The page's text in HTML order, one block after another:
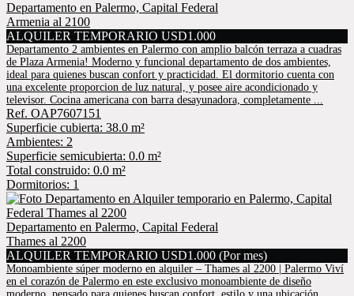
Departamento en Palermo, Capital Federal
Armenia al 2100
ALQUILER TEMPORARIO USD1.000
Departamento 2 ambientes en Palermo con amplio balcón terraza a cuadras
de Plaza Armenia! Moderno y funcional departamento de dos ambientes,
ideal para quienes buscan confort y practicidad. El dormitorio cuenta con
una excelente proporcion de luz natural, y posee aire acondicionado y
televisor. Cocina americana con barra desayunadora, completamente ...
Ref. OAP7607151
Superficie cubierta: 38.0 m²
Ambientes: 2
Superficie semicubierta: 0.0 m²
Total construido: 0.0 m²
Dormitorios: 1
Departamento en Palermo, Capital Federal
Thames al 2200
ALQUILER TEMPORARIO USD1.000 (Por mes)
Monoambiente súper moderno en alquiler – Thames al 2200 | Palermo Viví
en el corazón de Palermo en este exclusivo monoambiente de diseño